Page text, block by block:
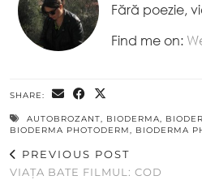
Fără poezie,
Find me on:
SHARE:
AUTOBROZANT, BIODERMA,
BIODERMA PHOTODERM, BIODERMA
PREVIOUS POST
VIAȚA BATE FILMUL: COD